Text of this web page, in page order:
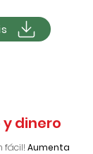
dinero
fácil! Aumenta